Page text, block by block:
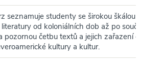
seznamuje studenty se širokou škálou
od koloniálních dob až po
pozornou četbu textů a jejich zařazení
kultury a kultur.